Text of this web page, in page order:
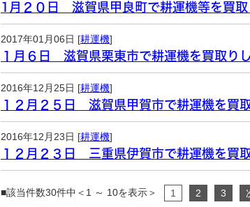
1月２０日 滋賀県甲良町で耕運機等を買取
2017年01月06日 [耕運機]
１月６日 滋賀県栗東市で耕運機を買取りし
2016年12月25日 [耕運機]
１２月２５日 滋賀県甲賀市で耕運機を買
2016年12月23日 [耕運機]
１２月２３日 三重県伊賀市で耕運機を買
■該当件数30件中＜1 ～ 10を表示＞ 1 2 3